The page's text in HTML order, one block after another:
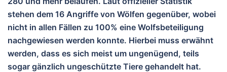
stehen dem 16 Angriffe von Wölfen gegenüber, wobei
nicht in allen Fällen zu 100% eine Wolfsbeteiligung
nachgewiesen werden konnte. Hierbei muss erwähnt
werden, dass es sich meist um ungenügend, teils
sogar gänzlich ungeschützte Tiere gehandelt hat.